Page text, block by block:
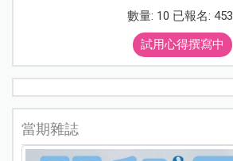
數量: 10 已報名: 453
試用心得撰寫中
當期雜誌